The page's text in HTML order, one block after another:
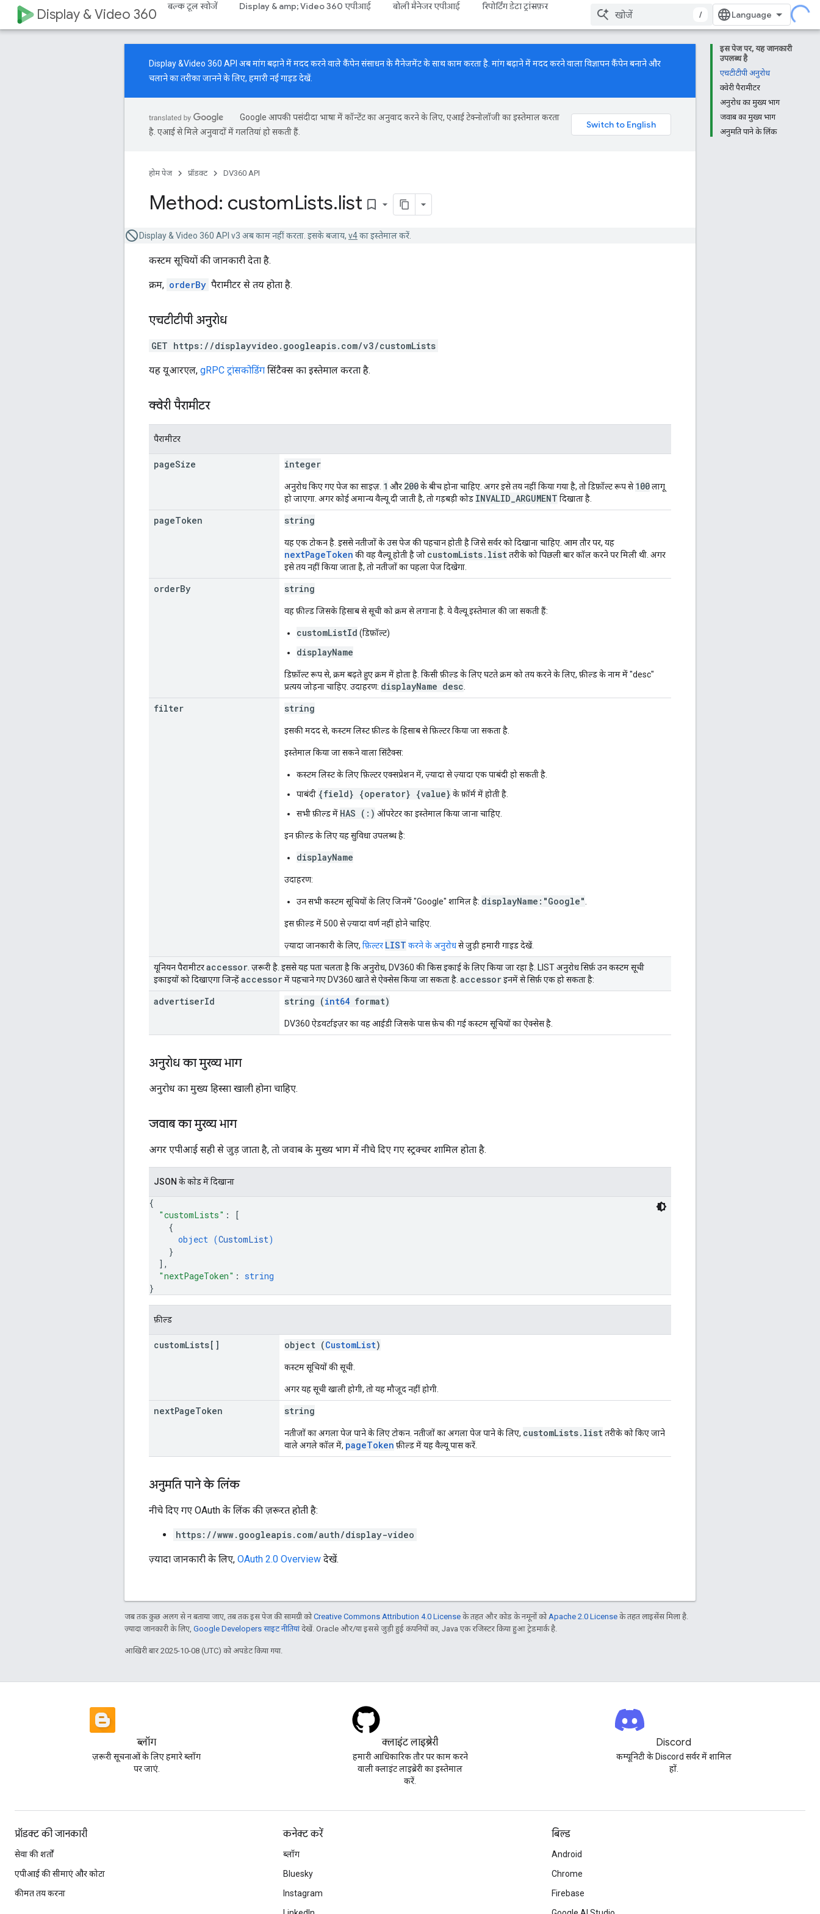
Display & Video 360 बल्क टूल खोजें Display & amp; Video 360 एपीआई बोली मैनेजर एपीआई रिपोर्टिंग डेटा ट्रांसफ़र
/
इस पेज पर, यह जानकारी
उपलब्ध है
एचटीटीपी अनुरोध
क्वेरी पैरामीटर
अनुरोध का मुख्य भाग
जवाब का मुख्य भाग
अनुमति पाने के लिंक
Display &Video 360 API अब मांग बढ़ाने में मदद करने वाले कैंपेन संसाधन के मैनेजमेंट के साथ काम करता है. मांग बढ़ाने में मदद करने वाला विज्ञापन कैंपेन बनाने और
चलाने का तरीका जानने के लिए, हमारीनई गाइडदेखें.
Google आपकी पसंदीदा भाषा में कॉन्टेंट का अनुवाद करने के लिए, एआई टेक्नोलॉजी का इस्तेमाल करता
है. एआई से मिले अनुवादों में गलतियां हो सकती हैं.
होम पेज प्रॉडक्ट DV360 API
Method: customLists.list bookmark_border
Display & Video 360 API v3 अब काम नहीं करता. इसके बजाय, v4का इस्तेमाल करें.
कस्टम सूचियों की जानकारी देता है.
क्रम, orderBy पैरामीटर से तय होता है.
एचटीटीपी अनुरोध
GET https://displayvideo.googleapis.com/v3/customLists
यह यूआरएल, gRPC ट्रांसकोडिंग सिंटैक्स का इस्तेमाल करता है.
क्वेरी पैरामीटर
पैरामीटर
pageSize integer
अनुरोध किए गए पेज का साइज़. 1 और 200के बीच होना चाहिए. अगर इसे तय नहीं किया गया है, तो डिफ़ॉल्ट रूप से100लागू
हो जाएगा. अगर कोई अमान्य वैल्यू दी जाती है, तो गड़बड़ी कोड INVALID_ARGUMENT दिखाता है.
pageToken string
यह एक टोकन है. इससे नतीजों के उस पेज की पहचान होती है जिसे सर्वर को दिखाना चाहिए. आम तौर पर, यह
nextPageToken की वह वैल्यू होती है जो customLists.listतरीके को पिछली बार कॉल करने पर मिली थी. अगर
इसे तय नहीं किया जाता है, तो नतीजों का पहला पेज दिखेगा.
orderBy string
वह फ़ील्ड जिसके हिसाब से सूची को क्रम से लगाना है. ये वैल्यू इस्तेमाल की जा सकती हैं:
customListId (डिफ़ॉल्ट)
displayName
डिफ़ॉल्ट रूप से, क्रम बढ़ते हुए क्रम में होता है. किसी फ़ील्ड के लिए घटते क्रम को तय करने के लिए, फ़ील्ड के नाम में "desc"
प्रत्यय जोड़ना चाहिए. उदाहरण: displayName desc
filter string
इसकी मदद से, कस्टम लिस्ट फ़ील्ड के हिसाब से फ़िल्टर किया जा सकता है.
इस्तेमाल किया जा सकने वाला सिंटैक्स:
कस्टम लिस्ट के लिए फ़िल्टर एक्सप्रेशन में, ज़्यादा से ज़्यादा एक पाबंदी हो सकती है.
पाबंदी {field} {operator} {value} के फ़ॉर्म में होती है.
सभी फ़ील्ड में HAS (:) ऑपरेटर का इस्तेमाल किया जाना चाहिए.
इन फ़ील्ड के लिए यह सुविधा उपलब्ध है:
displayName
उदाहरण:
उन सभी कस्टम सूचियों के लिए जिनमें "Google" शामिल है: displayName:"Google"
इस फ़ील्ड में 500 से ज़्यादा वर्ण नहीं होने चाहिए.
ज़्यादा जानकारी के लिए, फ़िल्टर LIST करने के अनुरोधसे जुड़ी हमारी गाइड देखें.
यूनियन पैरामीटरaccessor . ज़रूरी है. इससे यह पता चलता है कि अनुरोध, DV360 की किस इकाई के लिए किया जा रहा है. LIST अनुरोध सिर्फ़ उन कस्टम सूची
इकाइयों को दिखाएगा जिन्हेंaccessorमें पहचाने गए DV360 खाते से ऐक्सेस किया जा सकता है. accessorइनमें से सिर्फ़ एक हो सकता है:
advertiserId string (int64 format)
DV360 ऐडवर्टाइज़र का वह आईडी जिसके पास फ़ेच की गई कस्टम सूचियों का ऐक्सेस है.
अनुरोध का मुख्य भाग
अनुरोध का मुख्य हिस्सा खाली होना चाहिए.
जवाब का मुख्य भाग
अगर एपीआई सही से जुड़ जाता है, ताे जवाब के मुख्य भाग में नीचे दिए गए स्ट्रक्चर शामिल होता है.
JSON के काेड में दिखाना
{
"customLists" :
[
{
object (CustomList)
}
] ,
"nextPageToken" : string
}
फ़ील्ड
customLists[] object (CustomList)
कस्टम सूचियों की सूची.
अगर यह सूची खाली होगी, तो यह मौजूद नहीं होगी.
nextPageToken string
नतीजों का अगला पेज पाने के लिए टोकन. नतीजों का अगला पेज पाने के लिए, customLists.listतरीके को किए जाने
वाले अगले कॉल में, pageToken फ़ील्ड में यह वैल्यू पास करें.
अनुमति पाने के लिंक
नीचे दिए गए OAuth के लिंक की ज़रूरत हाेती है:
https://www.googleapis.com/auth/display-video
ज़्यादा जानकारी के लिए, OAuth 2.0 Overview देखें.
जब तक कुछ अलग से न बताया जाए, तब तक इस पेज की सामग्री कोCreative Commons Attribution 4.0 License के तहत और कोड के नमूनों को Apache 2.0 License के तहत लाइसेंस मिला है.
ज़्यादा जानकारी के लिए, Google Developers साइट नीतियांदेखें. Oracle और/या इससे जुड़ी हुई कंपनियों का, Java एक रजिस्टर किया हुआ ट्रेडमार्क है.
आखिरी बार 2025-10-08 (UTC) को अपडेट किया गया.
ब्लॉग
ज़रूरी सूचनाओं के लिए हमारे ब्लॉग
पर जाएं.
क्लाइंट लाइब्रेरी
हमारी आधिकारिक तौर पर काम करने
वाली क्लाइंट लाइब्रेरी का इस्तेमाल
करें.
Discord
कम्यूनिटी के Discord सर्वर में शामिल
हों.
प्रॉडक्ट की जानकारी
सेवा की शर्तों
एपीआई की सीमाएं और कोटा
कीमत तय करना
कनेक्ट करें
ब्लॉग
Bluesky
Instagram
बिल्ड
Android
Chrome
Firebase